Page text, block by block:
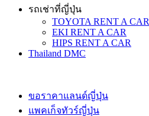
รถเช่าที่ญี่ปุ่น
TOYOTA RENT A CAR
EKI RENT A CAR
HIPS RENT A CAR
Thailand DMC
ขอราคาแลนด์ญี่ปุ่น
แพคเก็จทัวร์ญี่ปุ่น